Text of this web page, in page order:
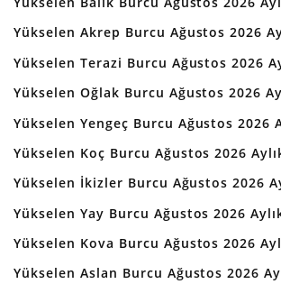
Yükselen Akrep Burcu Ağustos 2026
Yükselen Terazi Burcu Ağustos 2026
Yükselen Oğlak Burcu Ağustos 2026
Yükselen Yengeç Burcu Ağustos 2026
Yükselen Koç Burcu Ağustos 2026
Yükselen İkizler Burcu Ağustos 2026
Yükselen Yay Burcu Ağustos 2026
Yükselen Kova Burcu Ağustos 2026
Yükselen Aslan Burcu Ağustos 2026